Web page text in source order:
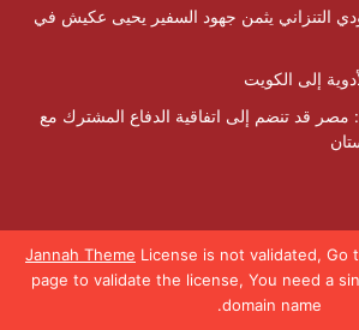
Jannah Theme License is not validated, Go
page to validate the license, You need a
domain name.
التنزاني يثمن جهود السفير يحيى عكيش في
إلى الكويت
مصر قد تنضم إلى اتفاقية الدفاع المشترك مع
إسرائيل لـ” حسن نصرالله” تصعيد خطير يهدد
حرب شاملة